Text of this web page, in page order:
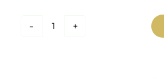
Vedlikeholdsvoks